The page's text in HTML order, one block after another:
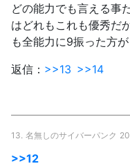
どの能力でも言える事
はどれもこれも優秀だ
も全能力に9振った方
返信： >>13 >>14
13. 名無しのサイバーパンク
>>12